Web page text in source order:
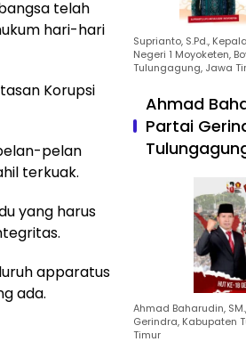
telah
hari-hari
Korupsi
pelan
terkuak.
yang harus
apparatus
ada.
Suprianto, S.Pd.,
Negeri 1 Moyoketen,
Tulungagung, Jawa
Ahmad
Partai
Ahmad Baharudin,
Gerindra, Kabupaten
Timur